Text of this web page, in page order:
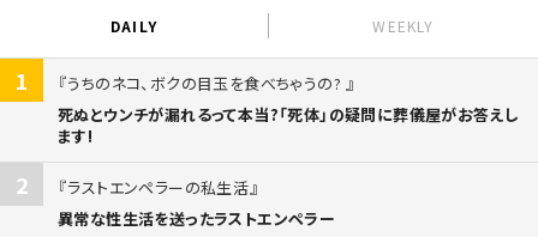
DAILY WEEKLY
1
うちのネコ、ボクの目玉を食べちゃうの?
死ぬとウンチが漏れるって本当?「死体」の疑問に葬儀屋がお答えし
ます!
2
ラストエンペラーの私生活
異常な性生活を送ったラストエンペラー